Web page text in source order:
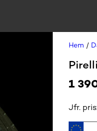
Hem /
1
Jfr.